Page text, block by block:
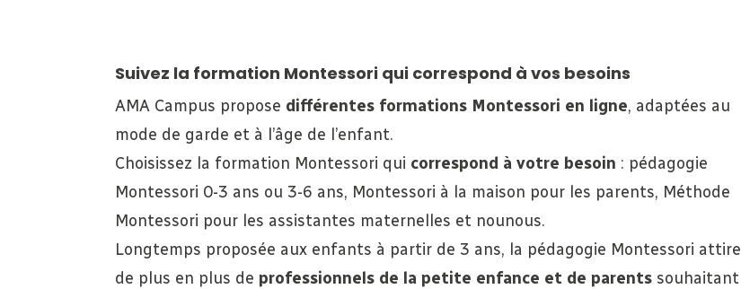
Suivez la formation Montessori qui correspond à vos besoins
AMA Campus propose différentes formations Montessori en ligne, adaptées au
mode de garde et à l’âge de l’enfant.
Choisissez la formation Montessori qui correspond à votre besoin : pédagogie
Montessori 0-3 ans ou 3-6 ans, Montessori à la maison pour les parents, Méthode
Montessori pour les assistantes maternelles et nounous.
Longtemps proposée aux enfants à partir de 3 ans, la pédagogie Montessori attire
de plus en plus de professionnels de la petite enfance et de parents souhaitant